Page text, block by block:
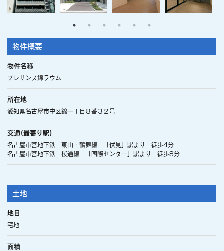
物件概要
物件名称
プレサンス錦ラウム
所在地
愛知県名古屋市中区錦一丁目８番３２号
交通(最寄り駅)
名古屋市営地下鉄 東山・鶴舞線 「伏見」駅より 徒歩4分
名古屋市営地下鉄 桜通線 「国際センター」駅より 徒歩8分
土地
地目
宅地
面積